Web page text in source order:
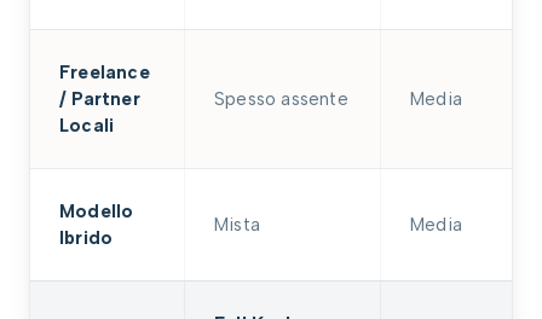
Freelance
/ Partner
Locali
Spesso assente Media
Modello
Ibrido
Mista Media